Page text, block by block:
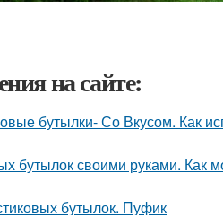
на сайте:
бутылки- Со Вкусом. Как
бутылок своими руками. Как
бутылок. Пуфик